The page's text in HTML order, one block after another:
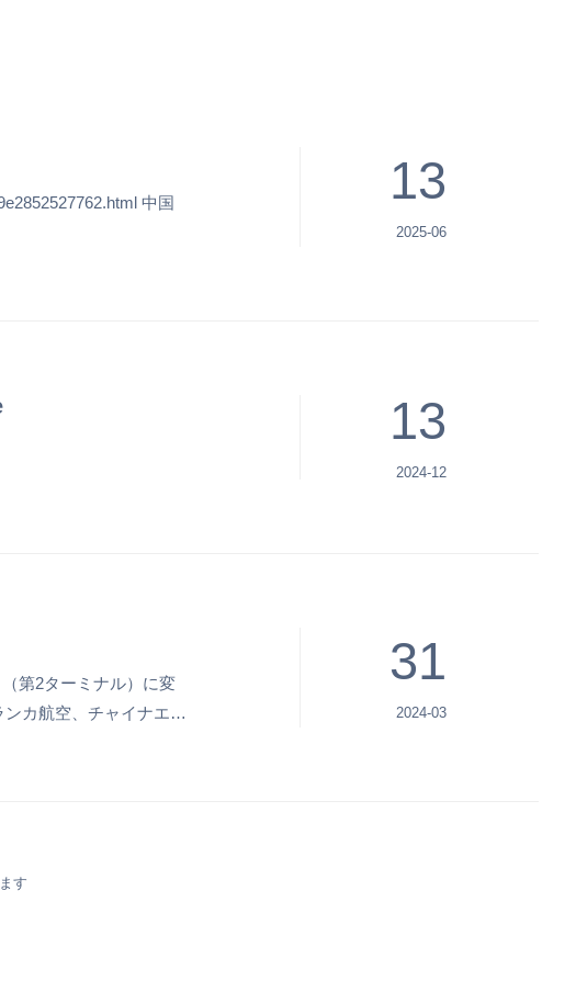
中国
13
2025-06
13
2024-12
第2ターミナル）に変
カ航空、チャイナエア
31
2024-03
す